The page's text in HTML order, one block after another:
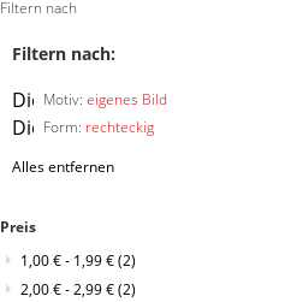
Filtern nach
Filtern nach:
Motiv: eigenes Bild
Diesen
Artikel
entfernen
Form: rechteckig
Diesen
entfernen
Alles entfernen
Preis
1,00 €- 1,99 €(2)
2,00 €-2,99 €(2)